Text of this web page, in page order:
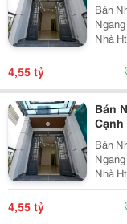
Bán
Ngang 3 X 16 M Xây
Nhà Https://Vt.tiktok.com/Zsxe152Jx/
Pn
4,55 tỷ
Bán
Cạnh Q1 Ngang 3 X 16 M
Lầu
Bán
Ngang 3 X 16 M Xây
Nhà Https://Vt.tiktok.com/Zsxe152Jx/
Pn
4,55 tỷ